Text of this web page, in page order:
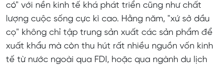
Tài nguyên và năng lượng
Đời sống xã hội Malaysia
có" với nền kinh tế khá phát triển cũng như chất
lượng cuộc sống cực kì cao. Hằng năm, "xứ sở dầu
cọ" không chỉ tập trung sản xuất các sản phẩm để
xuất khẩu mà còn thu hút rất nhiều nguồn vốn kinh
tế từ nước ngoài qua FDI, hoặc qua ngành du lịch